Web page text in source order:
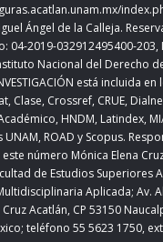
Ángel de la Calleja.
04-2019-032912495400-203,
Nacional del Derecho de
está incluida
Clase, Crossref, CRUE,
HNDM, Latindex,
UNAM, ROAD y Scopus.
número Mónica Elena
de Estudios Superiores
Aplicada; Av.
Acatlán, CP 53150
teléfono 55 5623 1750,